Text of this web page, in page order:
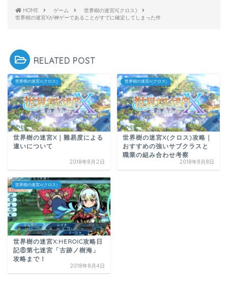
HOME ゲーム
世界樹の迷宮X(クロス)
世界樹の迷宮Xが神ゲーであることがすでに確定してしまった件
RELATED POST
世界樹の迷宮X(クロス)
世界樹の迷宮X｜難易度による
違いについて
2018年8月2日
世界樹の迷宮X(クロス)
世界樹の迷宮X(クロス)攻略｜
おすすめの強いサブクラスと
職業の組み合わせ考察
2018年8月8日
世界樹の迷宮X(クロス)
世界樹の迷宮X:HEROIC攻略日
記⑧第七迷宮「古跡ノ樹海」
攻略まで！
2018年8月4日